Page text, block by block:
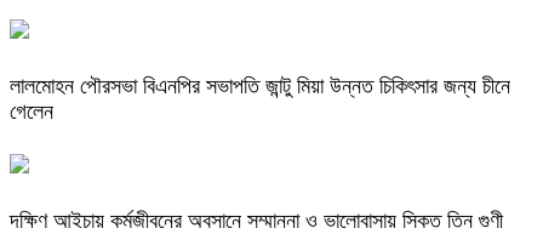
লালমোহন পৌরসভা বিএনপির সভাপতি জান্টু মিয়া উন্নত চিকিৎসার জন্য চীনে
গেলেন
দক্ষিণ আইচায় কর্মজীবনের অবসানে সম্মাননা ও ভালোবাসায় সিক্ত তিন গুণী